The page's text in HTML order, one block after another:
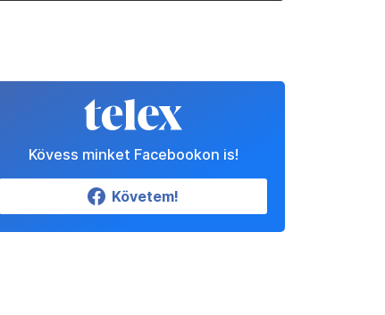
Kövess minket Facebookon is!
Követem!